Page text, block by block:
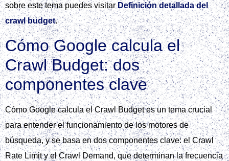
sobre este tema puedes visitarDefinición detallada del
crawl budget.
Cómo Google calcula el
Crawl Budget: dos
componentes clave
Cómo Google calcula el Crawl Budget es un tema crucial
para entender el funcionamiento de los motores de
búsqueda, y se basa en dos componentes clave: el Crawl
Rate Limit y el Crawl Demand, que determinan la frecuencia